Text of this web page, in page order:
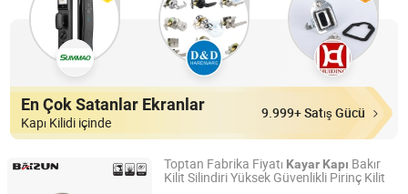
En Çok Satanlar Ekranlar
Kapı Kilidi içinde
9.999+ Satış Gücü
Toptan Fabrika Fiyatı Kayar Kapı Bakır
Kilit Silindiri Yüksek Güvenlikli Pirinç Kilit
Wenzhou Guangda Lock Industry Co., Ltd.